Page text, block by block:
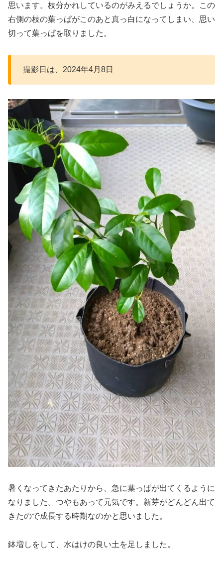
思います。枝分かれしているのがみえるでしょうか。この
右側の枝の葉っぱがこのあと真っ白になってしまい、思い
切って葉っぱを取りました。
撮影日は、2024年4月8日
暑くなってきたあたりから、急に葉っぱが出てくるように
なりました。つやもあって元気です。新芽がどんどん出て
きたので成長する時期なのかと思いました。
鉢増しをして、水はけの良い土を足しました。